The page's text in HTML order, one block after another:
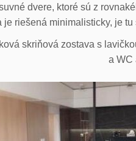
dvere, ktoré sú z
je riešená minimalisticky, je
skriňová zostava s
a WC